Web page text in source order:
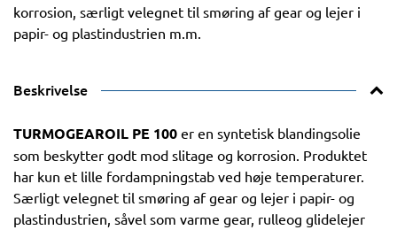
korrosion, særligt velegnet til smøring af gear og lejer i
papir- og plastindustrien m.m.
Beskrivelse
TURMOGEAROIL PE 100 er en syntetisk blandingsolie
som beskytter godt mod slitage og korrosion. Produktet
har kun et lille fordampningstab ved høje temperaturer.
Særligt velegnet til smøring af gear og lejer i papir- og
plastindustrien, såvel som varme gear, rulleog glidelejer